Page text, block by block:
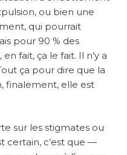
ou bien une
qui pourrait
pour 90 % des
fait, ça le fait. Il n’y a
ça pour dire que la
finalement, elle est
sur les stigmates ou
certain, c’est que —